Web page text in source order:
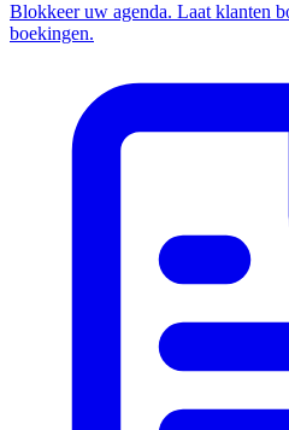
Blokkeer uw agenda. Laat klanten
boekingen.